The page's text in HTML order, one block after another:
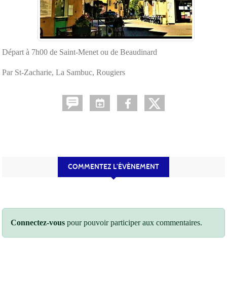
Départ à 7h00 de Saint-Menet ou de Beaudinard
Par St-Zacharie, La Sambuc, Rougiers
COMMENTEZ L’ÉVÈNEMENT
Connectez-vous pour pouvoir participer aux commentaires.